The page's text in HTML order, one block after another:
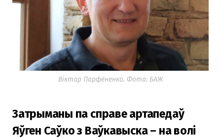
Віктар Парфёненка. Фота: БАЖ
Затрыманы па справе артапедаў
Яўген Саўко з Ваўкавыска – на волі